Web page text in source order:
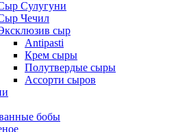
Сулугуни
Чечил
сыр
Antipasti
Крем сыры
Полутвердые сыры
Ассорти сыров
бобы